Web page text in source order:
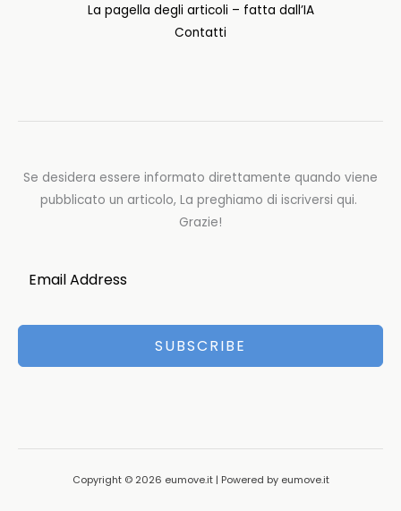
La pagella degli articoli – fatta dall’IA
Contatti
Se desidera essere informato direttamente quando viene
pubblicato un articolo, La preghiamo di iscriversi qui.
Grazie!
SUBSCRIBE
Copyright © 2026 eumove.it | Powered by eumove.it